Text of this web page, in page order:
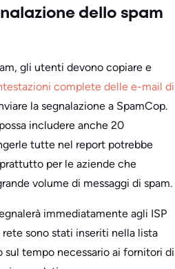
dello spam
gli utenti devono copiare e
complete delle e-mail di
la segnalazione a SpamCop.
includere anche 20
tutte nel report potrebbe
per le aziende che
volume di messaggi di spam.
immediatamente agli ISP
sono stati inseriti nella lista
sul tempo necessario ai fornitori di